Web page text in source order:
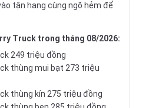
tận hang cùng ngõ hẻm để
Truck trong tháng 08/2026:
249 triệu đồng
thùng mui bạt 273 triệu
thùng kín 275 triệu đồng